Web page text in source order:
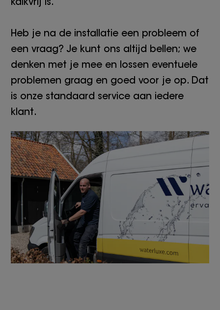
Heb je na de installatie een probleem of
een vraag? Je kunt ons altijd bellen; we
denken met je mee en lossen eventuele
problemen graag en goed voor je op. Dat
is onze standaard service aan iedere
klant.